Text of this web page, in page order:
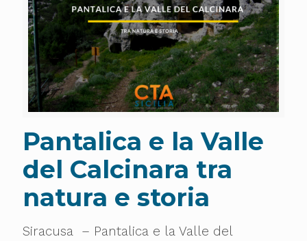
Pantalica e la Valle
del Calcinara tra
natura e storia
Siracusa – Pantalica e la Valle del